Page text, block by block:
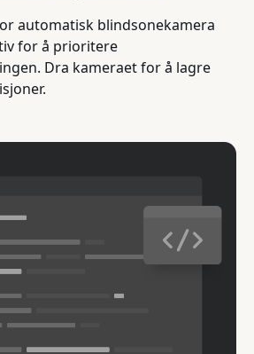
automatisk blindsonekamera
for å prioritere
Dra kameraet for å lagre